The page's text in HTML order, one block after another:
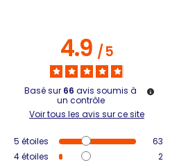
4.9/5
Basé sur 66 avis soumis à
un contrôle
Voir tous les avis sur ce site
5 étoiles
63
4étoiles
2